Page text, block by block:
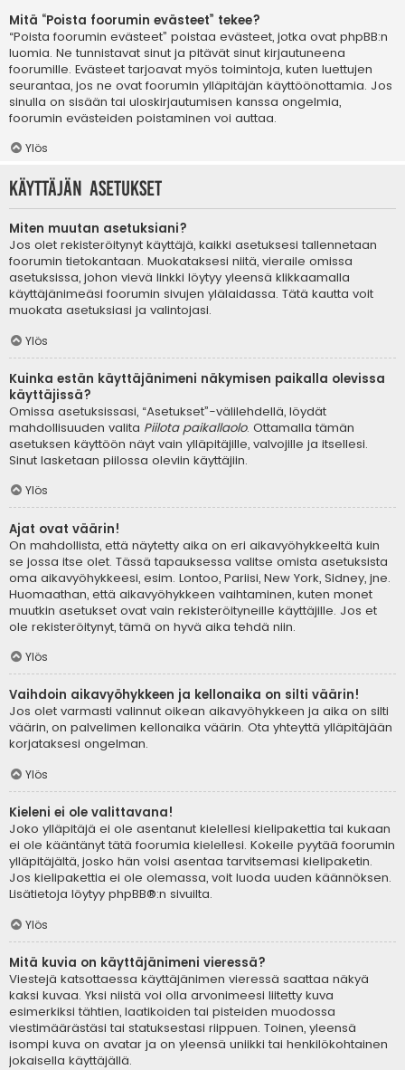
Mitä “Poista foorumin evästeet” tekee?
“Poista foorumin evästeet” poistaa evästeet, jotka ovat phpBB:n
luomia. Ne tunnistavat sinut ja pitävät sinut kirjautuneena
foorumille. Evästeet tarjoavat myös toimintoja, kuten luettujen
seurantaa, jos ne ovat foorumin ylläpitäjän käyttöönottamia. Jos
sinulla on sisään tai uloskirjautumisen kanssa ongelmia,
foorumin evästeiden poistaminen voi auttaa.
Ylös
Käyttäjän asetukset
Miten muutan asetuksiani?
Jos olet rekisteröitynyt käyttäjä, kaikki asetuksesi tallennetaan
foorumin tietokantaan. Muokataksesi niitä, vieraile omissa
asetuksissa, johon vievä linkki löytyy yleensä klikkaamalla
käyttäjänimeäsi foorumin sivujen ylälaidassa. Tätä kautta voit
muokata asetuksiasi ja valintojasi.
Ylös
Kuinka estän käyttäjänimeni näkymisen paikalla olevissa
käyttäjissä?
Omissa asetuksissasi, “Asetukset”-välilehdellä, löydät
mahdollisuuden valita Piilota paikallaolo. Ottamalla tämän
asetuksen käyttöön näyt vain ylläpitäjille, valvojille ja itsellesi.
Sinut lasketaan piilossa oleviin käyttäjiin.
Ylös
Ajat ovat väärin!
On mahdollista, että näytetty aika on eri aikavyöhykkeeltä kuin
se jossa itse olet. Tässä tapauksessa valitse omista asetuksista
oma aikavyöhykkeesi, esim. Lontoo, Pariisi, New York, Sidney, jne.
Huomaathan, että aikavyöhykkeen vaihtaminen, kuten monet
muutkin asetukset ovat vain rekisteröityneille käyttäjille. Jos et
ole rekisteröitynyt, tämä on hyvä aika tehdä niin.
Ylös
Vaihdoin aikavyöhykkeen ja kellonaika on silti väärin!
Jos olet varmasti valinnut oikean aikavyöhykkeen ja aika on silti
väärin, on palvelimen kellonaika väärin. Ota yhteyttä ylläpitäjään
korjataksesi ongelman.
Ylös
Kieleni ei ole valittavana!
Joko ylläpitäjä ei ole asentanut kielellesi kielipakettia tai kukaan
ei ole kääntänyt tätä foorumia kielellesi. Kokeile pyytää foorumin
ylläpitäjältä, josko hän voisi asentaa tarvitsemasi kielipaketin.
Jos kielipakettia ei ole olemassa, voit luoda uuden käännöksen.
Lisätietoja löytyy phpBB®:n sivuilta.
Ylös
Mitä kuvia on käyttäjänimeni vieressä?
Viestejä katsottaessa käyttäjänimen vieressä saattaa näkyä
kaksi kuvaa. Yksi niistä voi olla arvonimeesi liitetty kuva
esimerkiksi tähtien, laatikoiden tai pisteiden muodossa
viestimäärästäsi tai statuksestasi riippuen. Toinen, yleensä
isompi kuva on avatar ja on yleensä uniikki tai henkilökohtainen
jokaisella käyttäjällä.